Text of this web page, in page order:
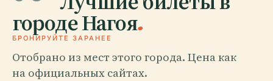
городе Нагоя.
БРОНИРУЙТЕ ЗАРАНЕЕ
Отобрано из мест этого города. Цена как
на официальных сайтах.